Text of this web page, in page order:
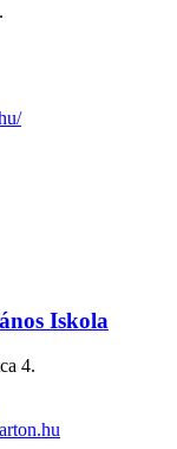
Iskola
4.